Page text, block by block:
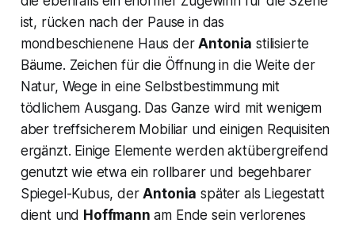
ist, rücken nach der Pause in das
mondbeschienene Haus derAntonia stilisierte
Bäume. Zeichen für die Öffnung in die Weite der
Natur, Wege in eine Selbstbestimmung mit
tödlichem Ausgang. Das Ganze wird mit wenigem
aber treffsicherem Mobiliar und einigen Requisiten
ergänzt. Einige Elemente werden aktübergreifend
genutzt wie etwa ein rollbarer und begehbarer
Spiegel-Kubus, derAntonia später als Liegestatt
dient und Hoffmann am Ende sein verlorenes